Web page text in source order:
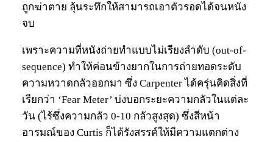
ถูกฆ่าตาย ลุ้นระทึกให้สามารถเอาตัวรอดได้จนหนัง
จบ
เพราะความที่หนังถ่ายทำแบบไม่เรียงลำดับ (out-of-
sequence) ทำให้ค่อนข้างยากในการถ่ายทอดระดับ
ความหวาดกลัวออกมา ซึ่ง Carpenter ได้ครุ่นคิดสิ่งที่
เรียกว่า ‘Fear Meter’ บ่งบอกระยะความกลัวในแต่ละ
วัน (ไร้ซึ่งความกลัว 0-10 กลัวสูงสุด) ซึ่งสีหน้า
อารมณ์ของ Curtis ก็ได้รังสรรค์ให้มีความแตกต่าง